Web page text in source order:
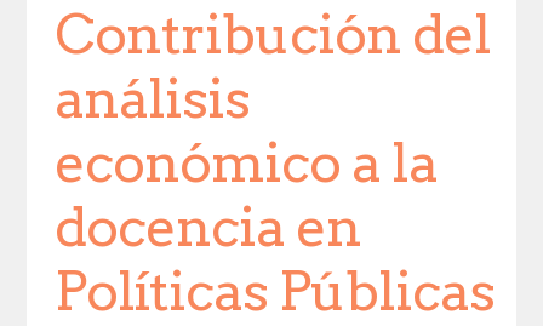
Contribución del
análisis
económico a la
docencia en
Políticas Públicas